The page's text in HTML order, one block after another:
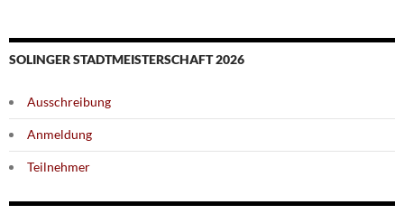
SOLINGER STADTMEISTERSCHAFT 2026
Ausschreibung
Anmeldung
Teilnehmer